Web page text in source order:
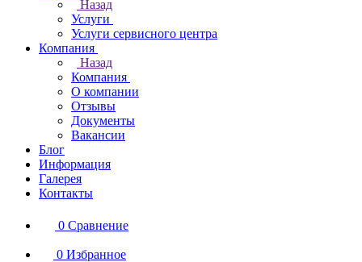
Назад
Услуги
Услуги сервисного центра
Компания
Назад
Компания
О компании
Отзывы
Документы
Вакансии
Блог
Информация
Галерея
Контакты
0 Сравнение
0 Избранное